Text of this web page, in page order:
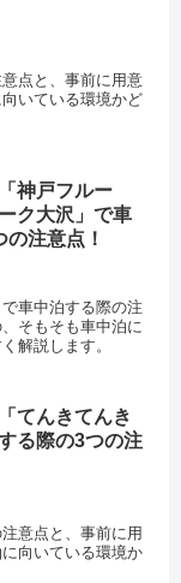
点と、事前に用意
いている環境かど
神戸フルー
ク大沢」で車
注意点！
車中泊する際の注
そもそも車中泊に
解説します。
てんきてんき
る際の3つの注
意点と、事前に用
向いている環境か